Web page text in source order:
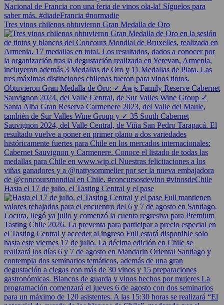
Tres vinos chilenos obtuvieron Gran Medalla de Oro
Hasta el 17 de julio, el Tasting Central y el pase